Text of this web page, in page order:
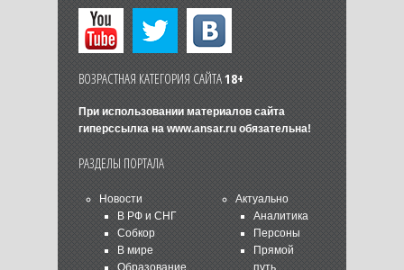
ВОЗРАСТНАЯ КАТЕГОРИЯ САЙТА18+
При использовании материалов сайта
гиперссылка на www.ansar.ruобязательна!
РАЗДЕЛЫ ПОРТАЛА
Новости
В РФ и СНГ
Собкор
В мире
Образование
Актуально
Аналитика
Персоны
Прямой
путь